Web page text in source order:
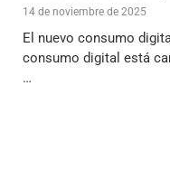
14 de noviembre de 2025
El nuevo consumo
consumo digital está
…